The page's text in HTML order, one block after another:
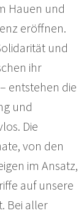
Hauen und
eröffnen.
und
ihr
entstehen die
und
Die
von den
im Ansatz,
auf unsere
Bei aller